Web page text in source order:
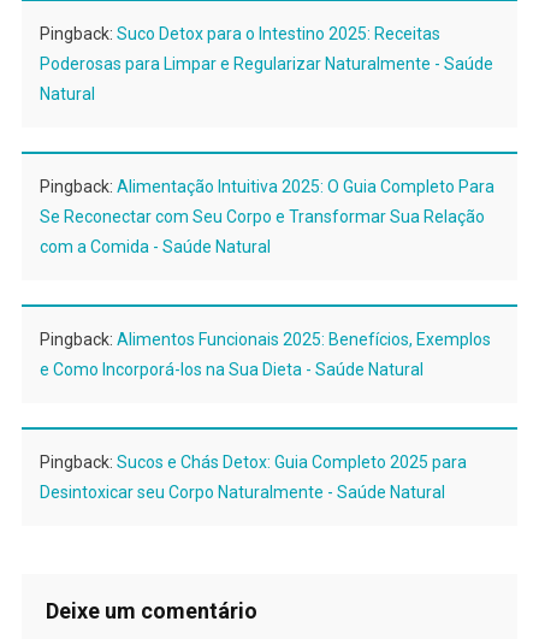
Pingback: Suco Detox para o Intestino 2025: Receitas
Poderosas para Limpar e Regularizar Naturalmente - Saúde
Natural
Pingback: Alimentação Intuitiva 2025: O Guia Completo Para
Se Reconectar com Seu Corpo e Transformar Sua Relação
com a Comida - Saúde Natural
Pingback: Alimentos Funcionais 2025: Benefícios, Exemplos
e Como Incorporá-los na Sua Dieta - Saúde Natural
Pingback: Sucos e Chás Detox: Guia Completo 2025 para
Desintoxicar seu Corpo Naturalmente - Saúde Natural
Deixe um comentário